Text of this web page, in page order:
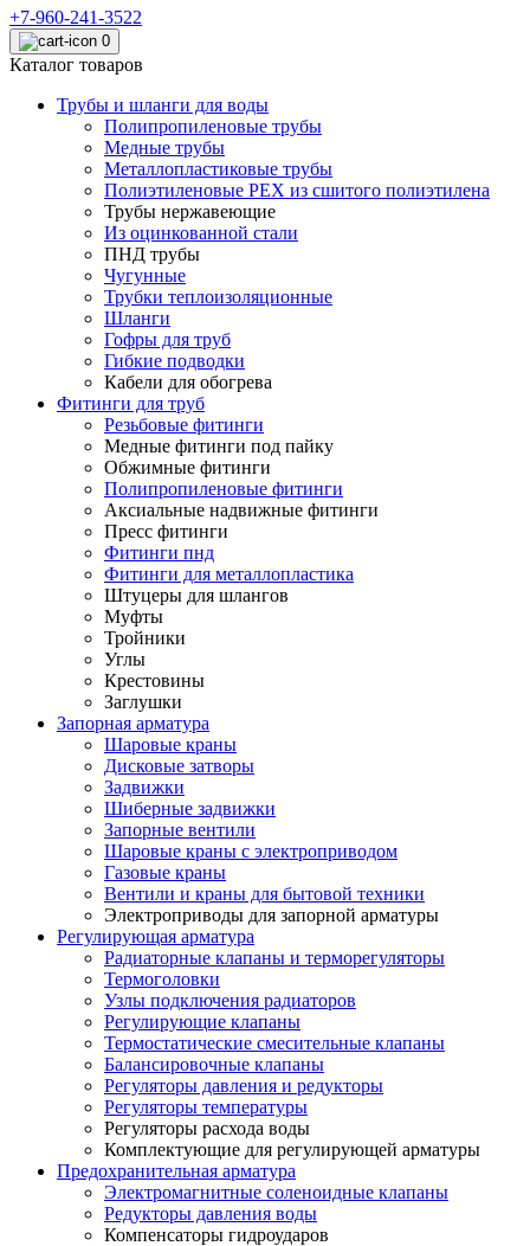
+7-960-241-3522
0
Каталог товаров
Трубы и шланги для воды
Полипропиленовые трубы
Медные трубы
Металлопластиковые трубы
Полиэтиленовые PEX из сшитого полиэтилена
Трубы нержавеющие
Из оцинкованной стали
ПНД трубы
Чугунные
Трубки теплоизоляционные
Шланги
Гофры для труб
Гибкие подводки
Кабели для обогрева
Фитинги для труб
Резьбовые фитинги
Медные фитинги под пайку
Обжимные фитинги
Полипропиленовые фитинги
Аксиальные надвижные фитинги
Пресс фитинги
Фитинги пнд
Фитинги для металлопластика
Штуцеры для шлангов
Муфты
Тройники
Углы
Крестовины
Заглушки
Запорная арматура
Шаровые краны
Дисковые затворы
Задвижки
Шиберные задвижки
Запорные вентили
Шаровые краны с электроприводом
Газовые краны
Вентили и краны для бытовой техники
Электроприводы для запорной арматуры
Регулирующая арматура
Радиаторные клапаны и терморегуляторы
Термоголовки
Узлы подключения радиаторов
Регулирующие клапаны
Термостатические смесительные клапаны
Балансировочные клапаны
Регуляторы давления и редукторы
Регуляторы температуры
Регуляторы расхода воды
Комплектующие для регулирующей арматуры
Предохранительная арматура
Электромагнитные соленоидные клапаны
Редукторы давления воды
Компенсаторы гидроударов